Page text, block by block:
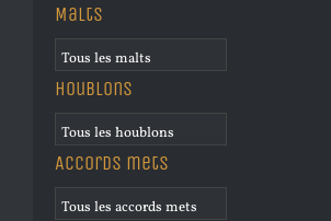
Malts
Houblons
Accords mets